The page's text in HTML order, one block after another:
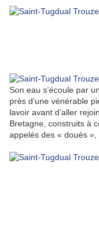
Son eau s’écoule par
près d’une vénérable
lavoir avant d’aller
Bretagne, construits à
appelés des « doués »,